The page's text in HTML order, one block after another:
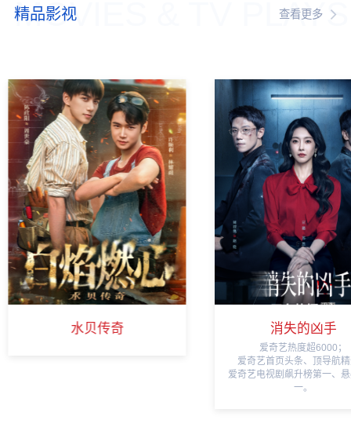
MOVIES & TV PLAYS
精品影视 查看更多
水贝传奇 消失的凶手
爱奇艺热度超6000；
爱奇艺首页头条、顶导航
爱奇艺电视剧飙升榜第一、
一。